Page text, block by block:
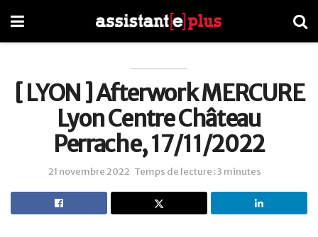
[ LYON ] Afterwork MERCURE
Lyon Centre Château
Perrache, 17/11/2022
21 novembre 2022 Temps de lecture : 3 minutes